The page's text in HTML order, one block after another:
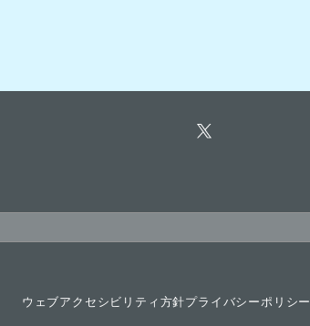
ウェブアクセシビリティ方針プライバシーポリシー